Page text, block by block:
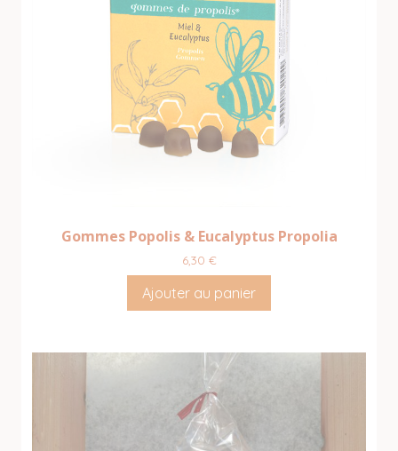
Gommes Popolis & Eucalyptus Propolia
6,30 €
Ajouter au panier